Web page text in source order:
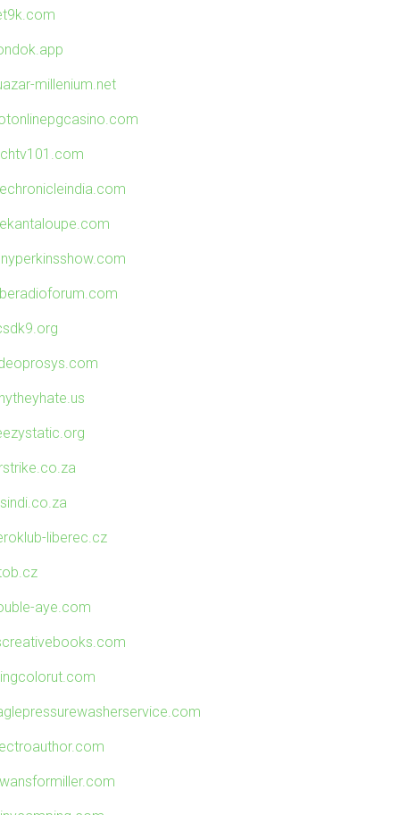
millenium.net
liberec.cz
aye.com